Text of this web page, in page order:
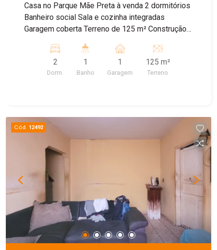
Casa no Parque Mãe Preta à venda 2 dormitórios
Banheiro social Sala e cozinha integradas
Garagem coberta Terreno de 125 m² Construção
praticidade e bom preço!
2
Dorm.
1
Banho
1
Garagem
125 m²
Terreno
Cód. 12492